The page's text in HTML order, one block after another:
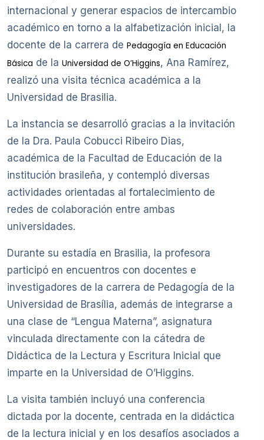
internacional y generar espacios de intercambio
académico en torno a la alfabetización inicial, la
docente de la carrera de Pedagogía en Educación
Básica de la Universidad de O’Higgins, Ana Ramírez,
realizó una visita técnica académica a la
Universidad de Brasilia.
La instancia se desarrolló gracias a la invitación
de la Dra. Paula Cobucci Ribeiro Dias,
académica de la Facultad de Educación de la
institución brasileña, y contempló diversas
actividades orientadas al fortalecimiento de
redes de colaboración entre ambas
universidades.
Durante su estadía en Brasilia, la profesora
participó en encuentros con docentes e
investigadores de la carrera de Pedagogía de la
Universidad de Brasília, además de integrarse a
una clase de “Lengua Materna”, asignatura
vinculada directamente con la cátedra de
Didáctica de la Lectura y Escritura Inicial que
imparte en la Universidad de O’Higgins.
La visita también incluyó una conferencia
dictada por la docente, centrada en la didáctica
de la lectura inicial y en los desafíos asociados a